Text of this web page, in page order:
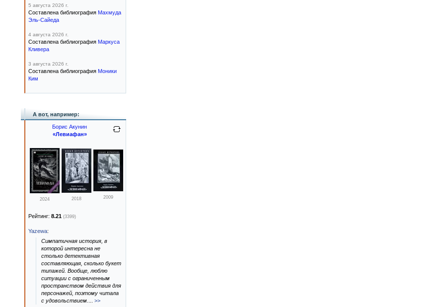
5 августа 2026 г.
Составлена библиография Махмуда
Эль-Сайеда
4 августа 2026 г.
Составлена библиография Маркуса
Кливера
3 августа 2026 г.
Составлена библиография Моники
Ким
А вот, например:
Борис Акунин
«Левиафан»
2024 2018 2009
Рейтинг: 8.21 (3399)
Yazewa:
Симпатичная история, в
которой интересна не
столько детективная
составляющая, сколько букет
типажей. Вообще, люблю
ситуации с ограниченным
пространством действия для
персонажей, поэтому читала
с удовольствием.
>>